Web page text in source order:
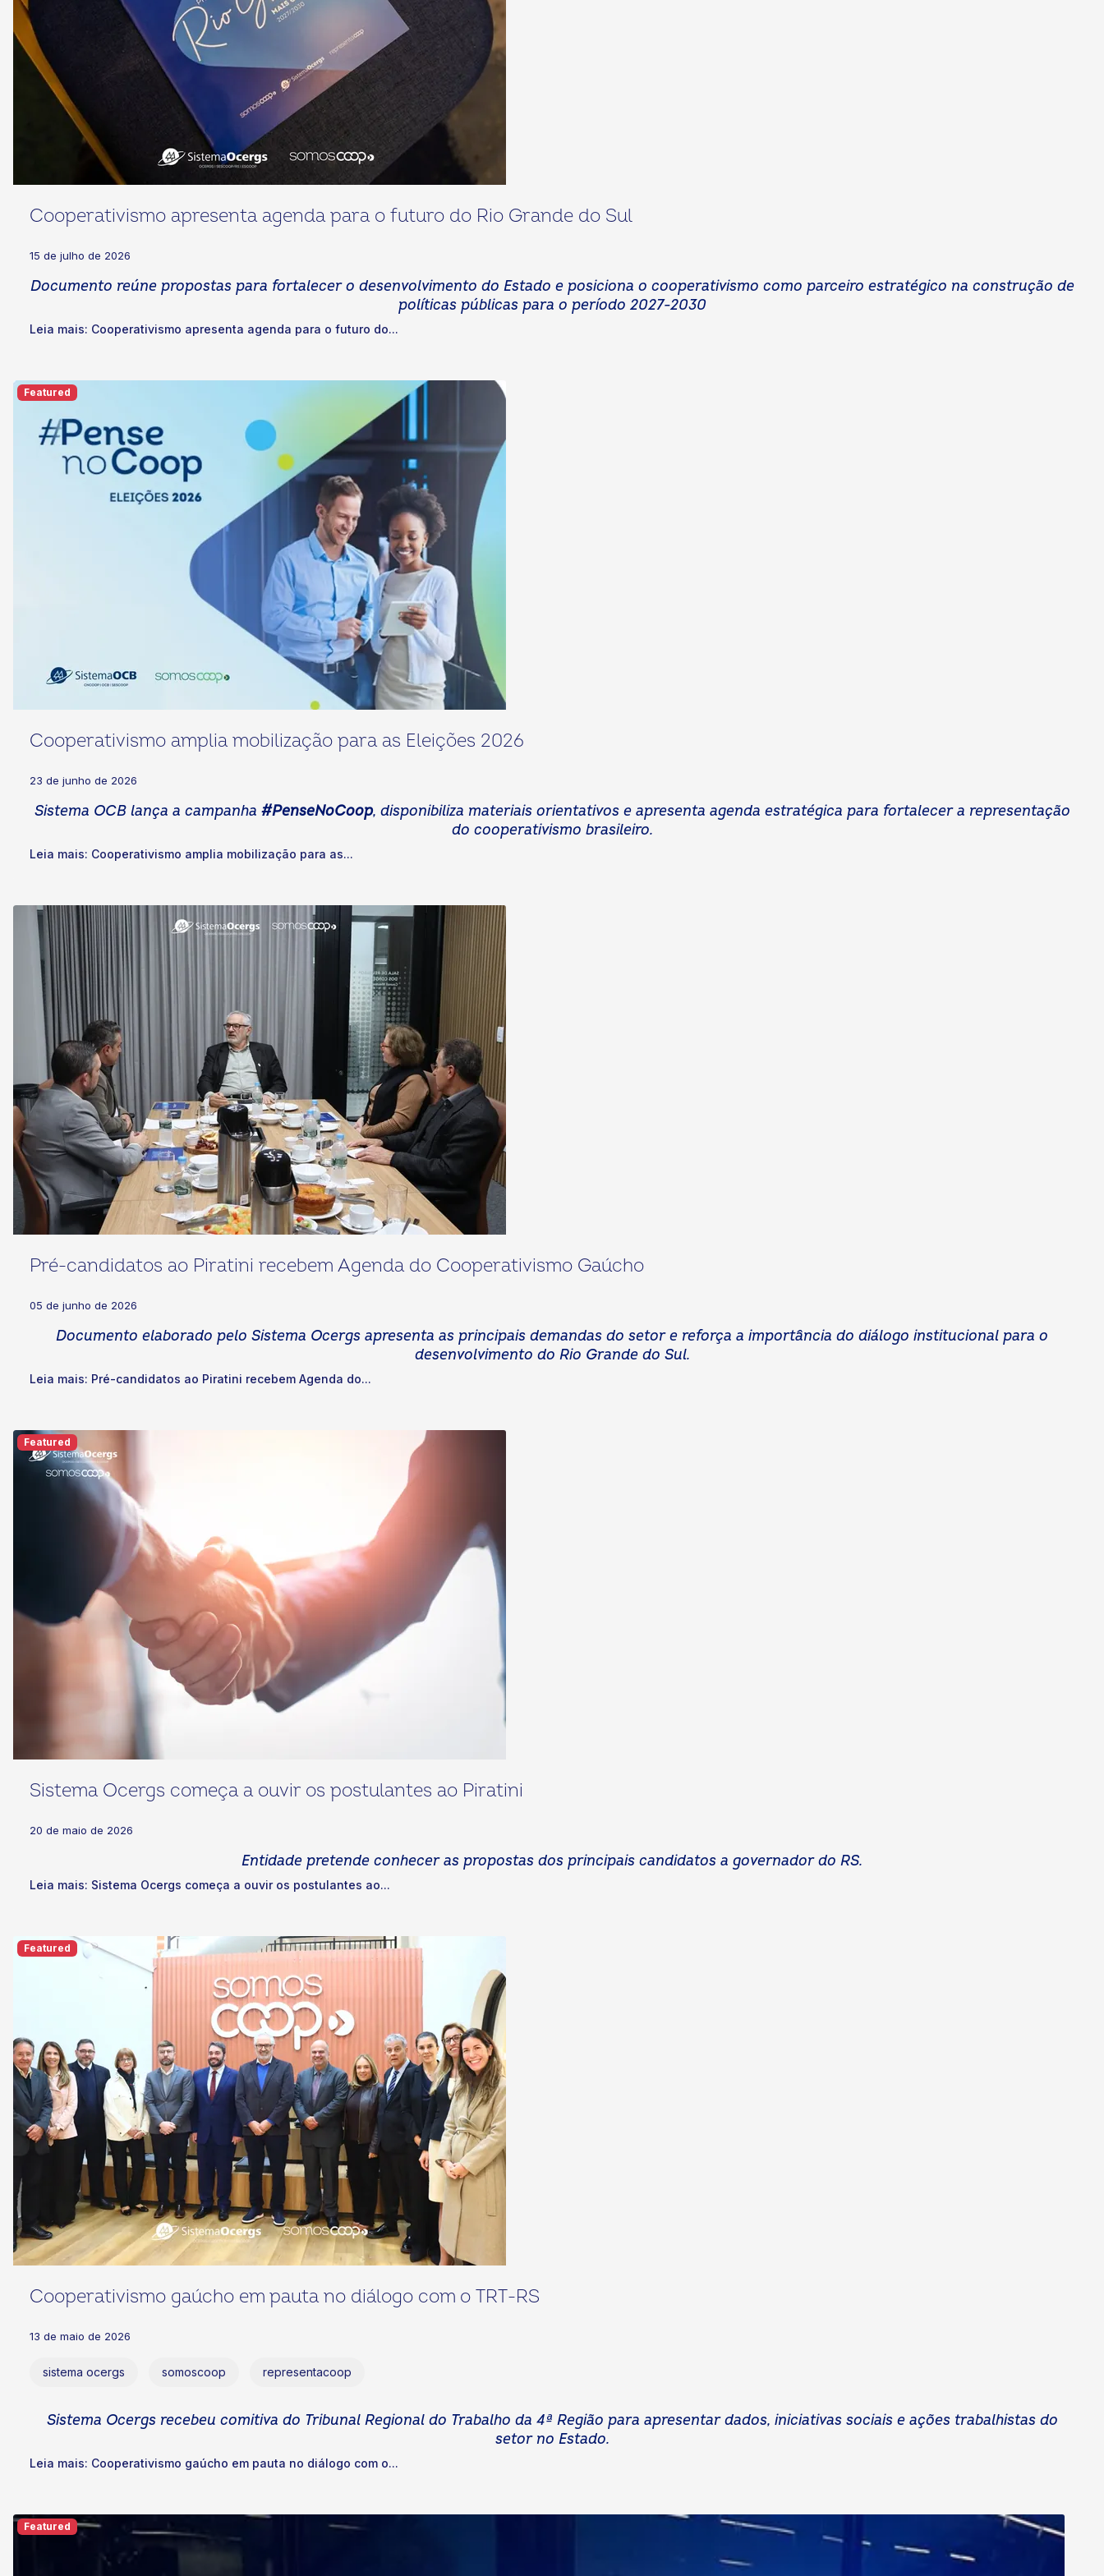
Cooperativismo apresenta agenda para o futuro do Rio Grande do Sul
15 de julho de 2026
Documento reúne propostas para fortalecer o desenvolvimento do Estado e posiciona o cooperativismo como parceiro estratégico na construção de
políticas públicas para o período 2027-2030
Leia mais: Cooperativismo apresenta agenda para o futuro do...
Featured
Cooperativismo amplia mobilização para as Eleições 2026
23 de junho de 2026
Sistema OCB lança a campanha #PenseNoCoop, disponibiliza materiais orientativos e apresenta agenda estratégica para fortalecer a representação
do cooperativismo brasileiro.
Leia mais: Cooperativismo amplia mobilização para as...
Pré-candidatos ao Piratini recebem Agenda do Cooperativismo Gaúcho
05 de junho de 2026
Documento elaborado pelo Sistema Ocergs apresenta as principais demandas do setor e reforça a importância do diálogo institucional para o
desenvolvimento do Rio Grande do Sul.
Leia mais: Pré-candidatos ao Piratini recebem Agenda do...
Featured
Sistema Ocergs começa a ouvir os postulantes ao Piratini
20 de maio de 2026
Entidade pretende conhecer as propostas dos principais candidatos a governador do RS.
Leia mais: Sistema Ocergs começa a ouvir os postulantes ao...
Featured
Cooperativismo gaúcho em pauta no diálogo com o TRT-RS
13 de maio de 2026
sistema ocergs somoscoop representacoop
Sistema Ocergs recebeu comitiva do Tribunal Regional do Trabalho da 4ª Região para apresentar dados, iniciativas sociais e ações trabalhistas do
setor no Estado.
Leia mais: Cooperativismo gaúcho em pauta no diálogo com o...
Featured